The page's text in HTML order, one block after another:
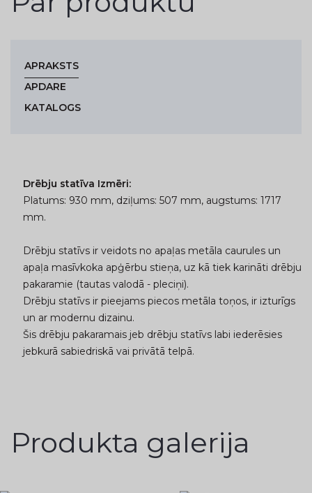
APRAKSTS
APDARE
KATALOGS
Drēbju statīva Izmēri:
Platums: 930 mm, dziļums: 507 mm, augstums: 1717
mm.
Drēbju statīvs ir veidots no apaļas metāla caurules un
apaļa masīvkoka apģērbu stieņa, uz kā tiek karināti drēbju
pakaramie (tautas valodā - pleciņi).
Drēbju statīvs ir pieejams piecos metāla toņos, ir izturīgs
un ar modernu dizainu.
Šis drēbju pakaramais jeb drēbju statīvs labi iederēsies
jebkurā sabiedriskā vai privātā telpā.
Produkta galerija